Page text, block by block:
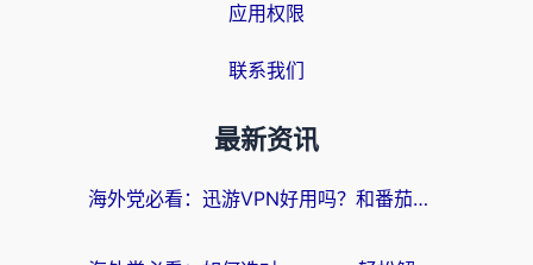
应用权限
联系我们
最新资讯
海外党必看：迅游VPN好用吗？和番茄加速器VPN对比哪个回国效果更好？